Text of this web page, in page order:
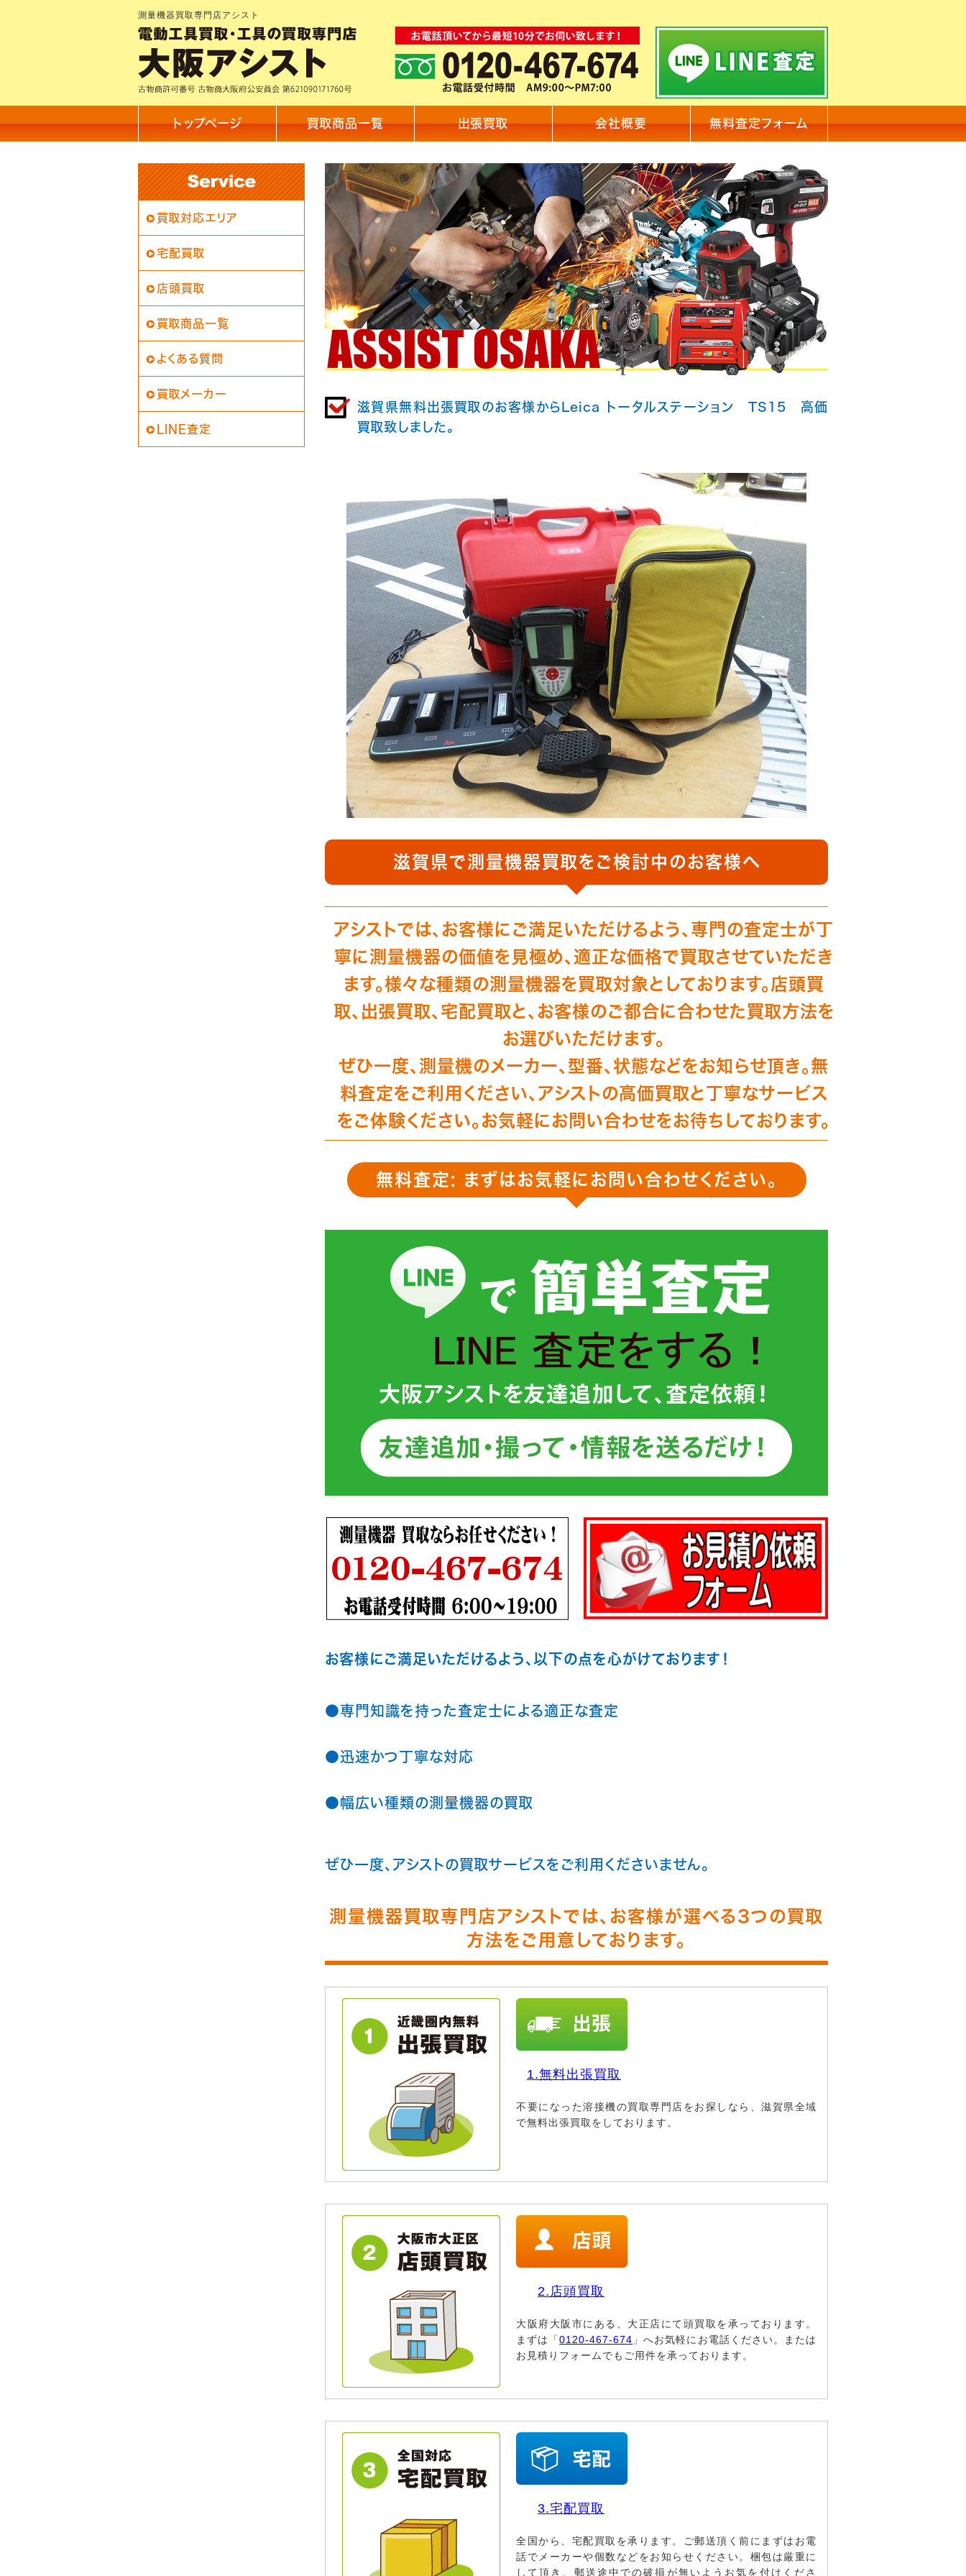
測量機器買取専門店アシスト
トップページ 買取商品一覧 出張買取 会社概要 無料査定フォーム
買取対応エリア
宅配買取
店頭買取
買取商品一覧
よくある質問
買取メーカー
LINE査定
滋賀県無料出張買取のお客様からLeica トータルステーション TS15 高価
買取致しました。
滋賀県で測量機器買取をご検討中のお客様へ
アシストでは、お客様にご満足いただけるよう、専門の査定士が丁
寧に測量機器の価値を見極め、適正な価格で買取させていただき
ます。様々な種類の測量機器を買取対象としております。店頭買
取、出張買取、宅配買取と、お客様のご都合に合わせた買取方法を
お選びいただけます。
ぜひ一度、測量機のメーカー、型番、状態などをお知らせ頂き。無
料査定をご利用ください、アシストの高価買取と丁寧なサービス
をご体験ください。お気軽にお問い合わせをお待ちしております。
無料査定: まずはお気軽にお問い合わせください。
お客様にご満足いただけるよう、以下の点を心がけております！
●専門知識を持った査定士による適正な査定
●迅速かつ丁寧な対応
●幅広い種類の測量機器の買取
ぜひ一度、アシストの買取サービスをご利用くださいません。
測量機器買取専門店アシストでは、お客様が選べる3つの買取
方法をご用意しております。
1.無料出張買取
不要になった溶接機の買取専門店をお探しなら、滋賀県全域
で無料出張買取をしております。
2.店頭買取
大阪府大阪市にある、大正店にて頭買取を承っております。
まずは「0120-467-674 」へお気軽にお電話ください。または
お見積りフォームでもご用件を承っております。
3.宅配買取
全国から、宅配買取を承ります。ご郵送頂く前にまずはお電
話でメーカーや個数などをお知らせください。梱包は厳重に
して頂き、郵送途中での破損が無いようお気を付けくださ